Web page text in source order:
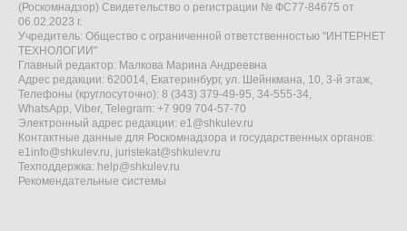
(Роскомнадзор) Свидетельство о регистрации № ФС77-84675 от
06.02.2023 г.
Учредитель: Общество с ограниченной ответственностью "ИНТЕРНЕТ
ТЕХНОЛОГИИ"
Главный редактор: Малкова Марина Андреевна
Адрес редакции: 620014, Екатеринбург, ул. Шейнкмана, 10, 3-й этаж,
Телефоны (круглосуточно): 8 (343) 379-49-95, 34-555-34,
WhatsApp, Viber, Telegram: +7 909 704-57-70
Электронный адрес редакции: e1@shkulev.ru
Контактные данные для Роскомнадзора и государственных органов:
e1info@shkulev.ru, juristekat@shkulev.ru
Техподдержка: help@shkulev.ru
Рекомендательные системы